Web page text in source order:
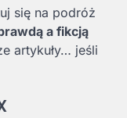
się na podróż
a fikcją
artykuły… jeśli